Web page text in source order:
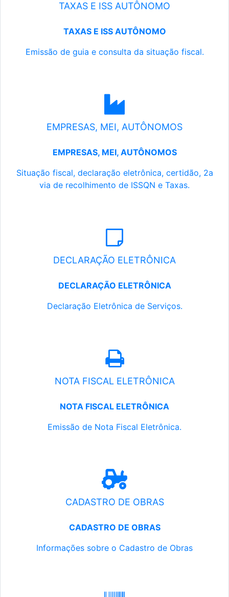
TAXAS E ISS AUTÔNOMO
TAXAS E ISS AUTÔNOMO
Emissão de guia e consulta da situação fiscal.
EMPRESAS, MEI, AUTÔNOMOS
EMPRESAS, MEI, AUTÔNOMOS
Situação fiscal, declaração eletrônica, certidão, 2a
via de recolhimento de ISSQN e Taxas.
DECLARAÇÃO ELETRÔNICA
DECLARAÇÃO ELETRÔNICA
Declaração Eletrônica de Serviços.
NOTA FISCAL ELETRÔNICA
NOTA FISCAL ELETRÔNICA
Emissão de Nota Fiscal Eletrônica.
CADASTRO DE OBRAS
CADASTRO DE OBRAS
Informações sobre o Cadastro de Obras